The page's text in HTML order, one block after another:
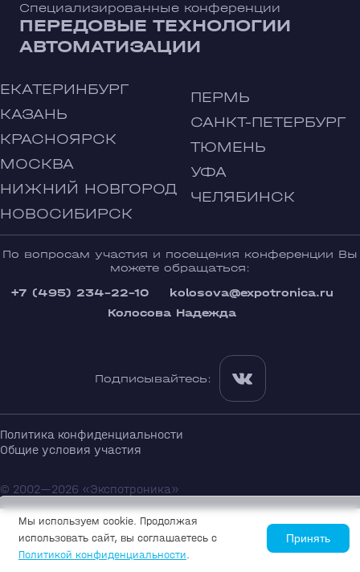
Специализированные конференции
ПЕРЕДОВЫЕ ТЕХНОЛОГИИ
АВТОМАТИЗАЦИИ
ЕКАТЕРИНБУРГ
КАЗАНЬ
КРАСНОЯРСК
МОСКВА
НИЖНИЙ НОВГОРОД
НОВОСИБИРСК
ПЕРМЬ
САНКТ-ПЕТЕРБУРГ
ТЮМЕНЬ
УФА
ЧЕЛЯБИНСК
По вопросам участия и посещения конференции Вы
можете обращаться:
+7 (495) 234-22-10
kolosova@expotronica.ru
Колосова Надежда
Подписывайтесь:
Политика конфиденциальности
Общие условия участия
© 2002—2026 «Экспотроника»
Мы используем cookie. Продолжая
использовать сайт, вы соглашаетесь с
Политикой конфиденциальности.
Принять